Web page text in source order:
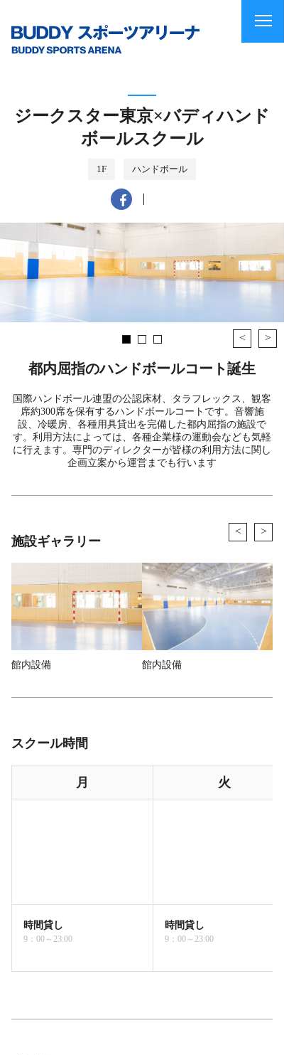
ジークスター東京×バディハンド
ボールスクール
1F ハンドボール
< >
都内屈指のハンドボールコート誕生
国際ハンドボール連盟の公認床材、タラフレックス、観客
席約300席を保有するハンドボールコートです。音響施
設、冷暖房、各種用具貸出を完備した都内屈指の施設で
す。利用方法によっては、各種企業様の運動会なども気軽
に行えます。専門のディレクターが皆様の利用方法に関し
企画立案から運営までも行います
施設ギャラリー
< >
館内設備 館内設備
スクール時間
月 火
時間貸し
9：00～23:00
時間貸し
9：00～23:00